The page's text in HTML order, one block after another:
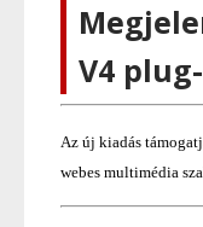
V4
Az új kiadás
webes multimédia